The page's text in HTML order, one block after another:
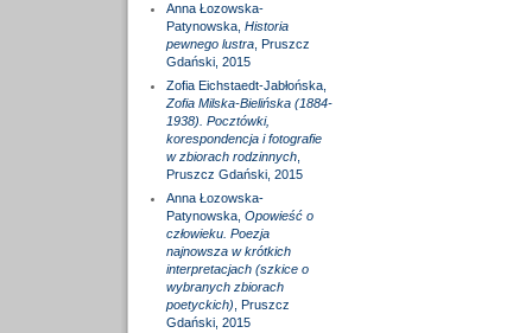
Anna Łozowska-
Patynowska, Historia
pewnego lustra, Pruszcz
Gdański, 2015
Zofia Eichstaedt-Jabłońska,
Zofia Milska-Bielińska (1884-
1938). Pocztówki,
korespondencja i fotografie
w zbiorach rodzinnych,
Pruszcz Gdański, 2015
Anna Łozowska-
Patynowska, Opowieść o
człowieku. Poezja
najnowsza w krótkich
interpretacjach (szkice o
wybranych zbiorach
poetyckich) , Pruszcz
Gdański, 2015